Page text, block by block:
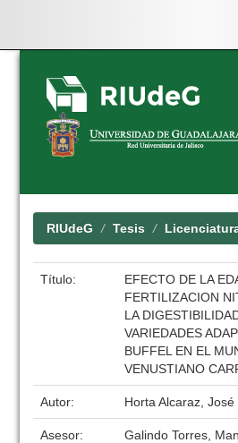
Skip
navigation
RIUdeG Tesis
Título:
EFECTO DE LA
FERTILIZACION
LA
VARIEDADES
BUFFEL EN EL
VENUSTIANO
Autor: Horta Alcaraz, José
Asesor:
Galindo Torres,